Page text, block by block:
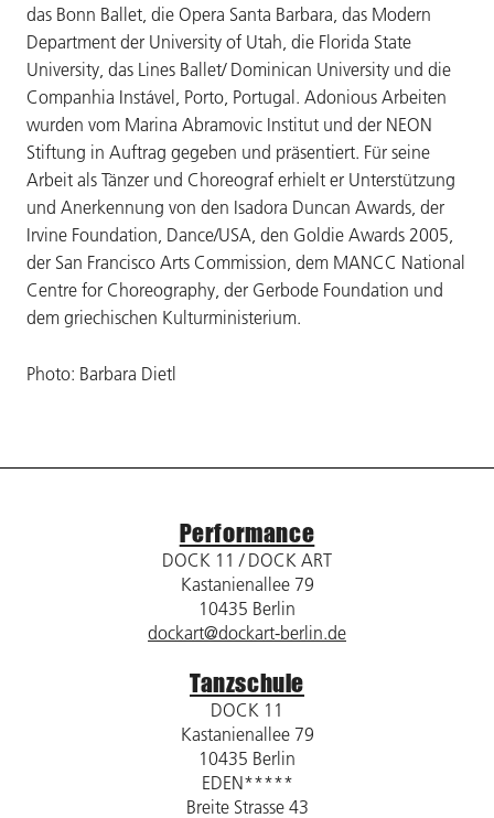
das Bonn Ballet, die Opera Santa Barbara, das Modern
Department der University of Utah, die Florida State
University, das Lines Ballet/ Dominican University und die
Companhia Instável, Porto, Portugal. Adonious Arbeiten
wurden vom Marina Abramovic Institut und der NEON
Stiftung in Auftrag gegeben und präsentiert. Für seine
Arbeit als Tänzer und Choreograf erhielt er Unterstützung
und Anerkennung von den Isadora Duncan Awards, der
Irvine Foundation, Dance/USA, den Goldie Awards 2005,
der San Francisco Arts Commission, dem MANCC National
Centre for Choreography, der Gerbode Foundation und
dem griechischen Kulturministerium.
Photo: Barbara Dietl
Performance
DOCK 11 / DOCK ART
Kastanienallee 79
10435 Berlin
dockart@dockart-berlin.de
Tanzschule
DOCK 11
Kastanienallee 79
10435 Berlin
EDEN*****
Breite Strasse 43